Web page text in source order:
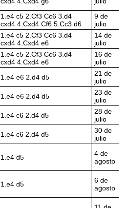
1.e4 c5 2.Cf3 Cc6 3.d4
cxd4 4.Cxd4 Cf6 5.Cc3 d6
9 de
julio
1.e4 c5 2.Cf3 Cc6 3.d4
cxd4 4.Cxd4 e6
14 de
julio
1.e4 c5 2.Cf3 Cc6 3.d4
cxd4 4.Cxd4 e6
16 de
julio
1.e4 e6 2.d4 d5
21 de
julio
1.e4 e6 2.d4 d5
23 de
julio
1.e4 c6 2.d4 d5
28 de
julio
1.e4 c6 2.d4 d5
30 de
julio
1.e4 d5
4 de
agosto
1.e4 d5
6 de
agosto